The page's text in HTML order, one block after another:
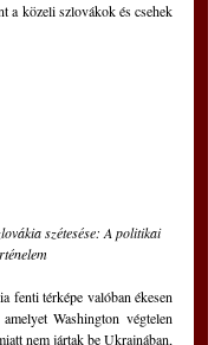
a közeli szlovákok és csehek
szétesése: A politikai
fenti térképe valóban ékesen
Washington végtelen
nem jártak be Ukrajnában,